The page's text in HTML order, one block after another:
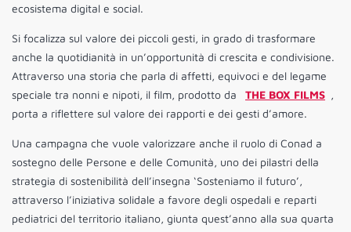
ecosistema digital e social.
Si focalizza sul valore dei piccoli gesti, in grado di trasformare
anche la quotidianità in un’opportunità di crescita e condivisione.
Attraverso una storia che parla di affetti, equivoci e del legame
speciale tra nonni e nipoti, il film, prodotto da
THE BOX FILMS ,
porta a riflettere sul valore dei rapporti e dei gesti d’amore.
Una campagna che vuole valorizzare anche il ruolo di Conad a
sostegno delle Persone e delle Comunità, uno dei pilastri della
strategia di sostenibilità dell’insegna ‘Sosteniamo il futuro’,
attraverso l’iniziativa solidale a favore degli ospedali e reparti
pediatrici del territorio italiano, giunta quest’anno alla sua quarta